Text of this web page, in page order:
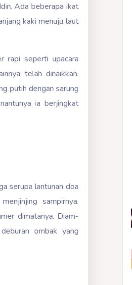
Ada beberapa ikat
kaki menuju laut
rapi seperti upacara
telah dinaikkan.
putih dengan sarung
ia berjingkat
serupa lantunan doa
sampirnya.
dimatanya. Diam-
ombak yang